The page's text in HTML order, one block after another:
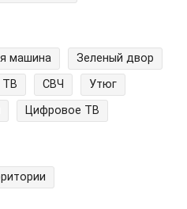
машина
Зеленый двор
ТВ СВЧ
Утюг
Цифровое ТВ